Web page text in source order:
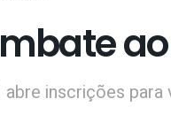
abre inscrições